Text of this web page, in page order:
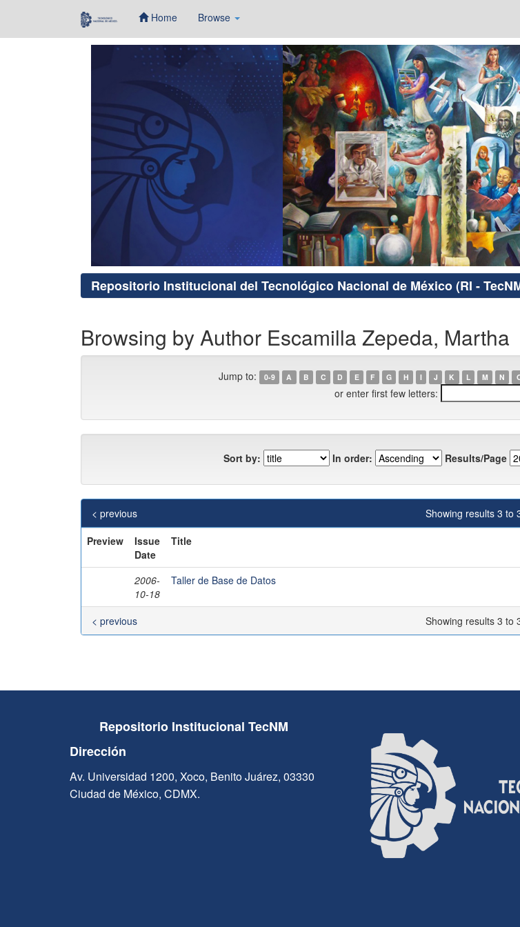
Home Browse
Repositorio Institucional del Tecnológico Nacional de México (RI -
Browsing by Author Escamilla Zepeda, Martha
Jump to: 0-9 A B C D E F G H I J K L M N
or enter first few letters:
Sort by: In order: Results/Page
Showing results 3 to
< previous
Preview
Issue
Date
Title
2006-
10-18
Taller de Base de Datos
Showing results 3 to
< previous
Repositorio Institucional TecNM
Dirección
Av. Universidad 1200, Xoco, Benito Juárez, 03330
Ciudad de México, CDMX.